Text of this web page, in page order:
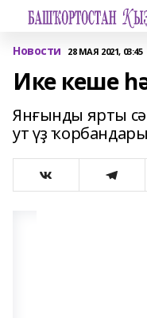
Новости 28 МАЯ 2021, 03:45
Ике кеше
Янғынды ярты
ут үҙ